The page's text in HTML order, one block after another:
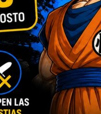
Ventana Personalizada, Caja
Normal sin Ventana